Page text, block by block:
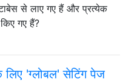
से लाए गए हैं और प्रत्येक
गए हैं?
लिए 'ग्लोबल' सेटिंग पेज